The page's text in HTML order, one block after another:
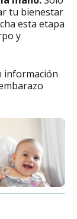
tu bienestar
esta etapa
y
información